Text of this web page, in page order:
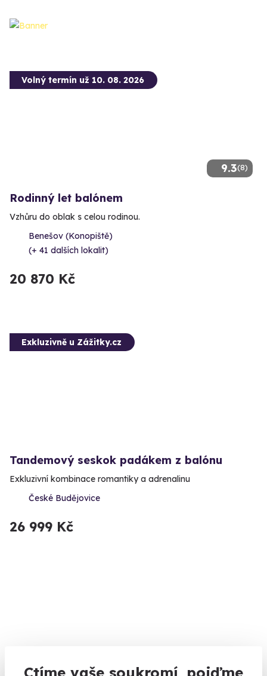
Ctíme vaše soukromí, pojďme
9.3(8)
Volný termín už 10. 08. 2026
Rodinný let balónem
Vzhůru do oblak s celou rodinou.
Benešov (Konopiště)
(+ 41 dalších lokalit)
20 870 Kč
Exkluzivně u Zážitky.cz
Tandemový seskok padákem z balónu
Exkluzivní kombinace romantiky a adrenalinu
České Budějovice
26 999 Kč